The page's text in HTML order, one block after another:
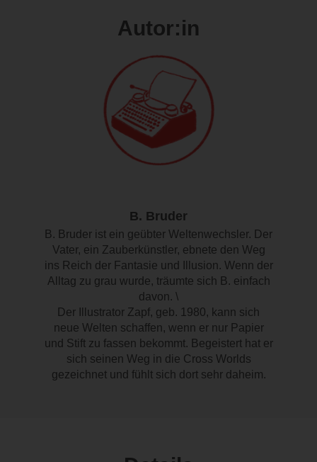
Autor:in
B. Bruder
B. Bruder ist ein geübter Weltenwechsler. Der
Vater, ein Zauberkünstler, ebnete den Weg
ins Reich der Fantasie und Illusion. Wenn der
Alltag zu grau wurde, träumte sich B. einfach
davon. \
Der Illustrator Zapf, geb. 1980, kann sich
neue Welten schaffen, wenn er nur Papier
und Stift zu fassen bekommt. Begeistert hat er
sich seinen Weg in die Cross Worlds
gezeichnet und fühlt sich dort sehr daheim.